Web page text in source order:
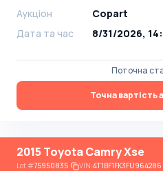
Аукціон
Copart
Дата та час
8/31/2026,
Поточна
Точна вартість
2015 Toyota Camry Xse
Lot#75950835 VIN:4T1BF1FK3FU964286